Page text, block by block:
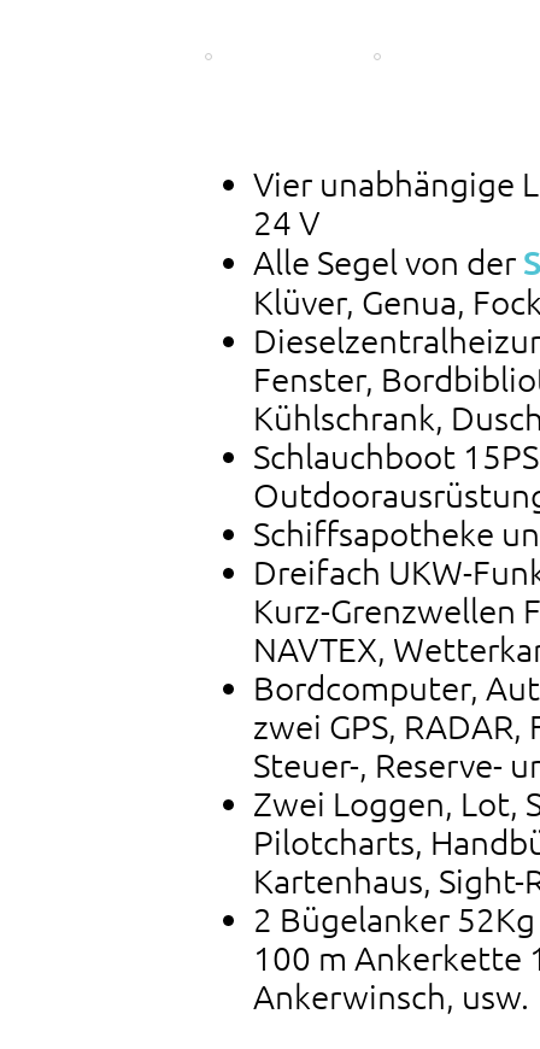
Vier unabhängige
24 V
Alle Segel von der
Klüver, Genua,
Fenster,
Kühlschrank,
Schlauchboot
Schiffsapotheke
Dreifach UKW-
Kurz-Grenzwellen
NAVTEX,
Bordcomputer,
zwei GPS,
Steuer-, Reserve-
Zwei Loggen, Lot,
Pilotcharts,
Kartenhaus, Sight-
2 Bügelanker
100 m Ankerkette
Ankerwinsch, usw.